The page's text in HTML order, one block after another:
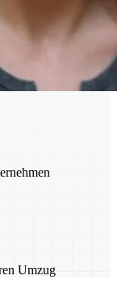
Umzug